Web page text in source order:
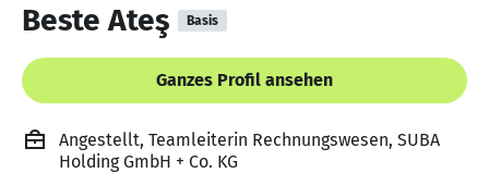
Beste Ateş Basis
Ganzes Profil ansehen
Angestellt, Teamleiterin Rechnungswesen, SUBA
Holding GmbH + Co. KG